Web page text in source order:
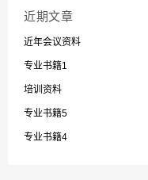
近期文章
近年会议资料
专业书籍1
培训资料
专业书籍5
专业书籍4